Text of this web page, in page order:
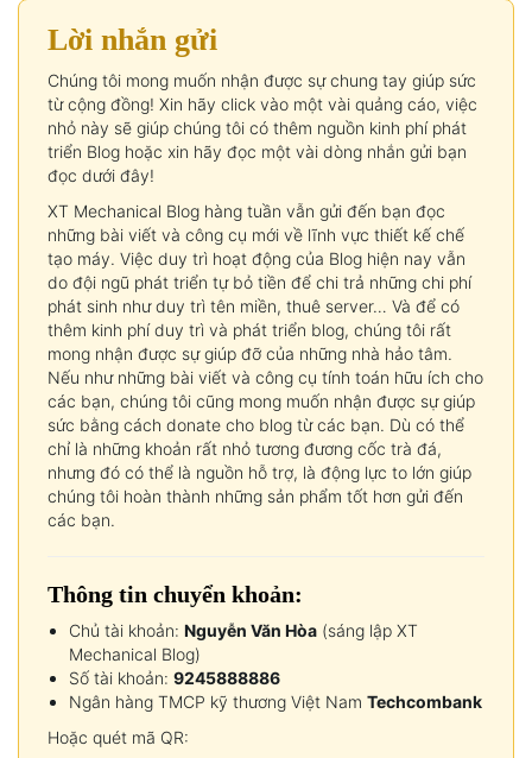
Lời nhắn gửi
Chúng tôi mong muốn nhận được sự chung tay giúp sức
từ cộng đồng! Xin hãy click vào một vài quảng cáo, việc
nhỏ này sẽ giúp chúng tôi có thêm nguồn kinh phí phát
triển Blog hoặc xin hãy đọc một vài dòng nhắn gửi bạn
đọc dưới đây!
XT Mechanical Blog hàng tuần vẫn gửi đến bạn đọc
những bài viết và công cụ mới về lĩnh vực thiết kế chế
tạo máy. Việc duy trì hoạt động của Blog hiện nay vẫn
do đội ngũ phát triển tự bỏ tiền để chi trả những chi phí
phát sinh như duy trì tên miền, thuê server… Và để có
thêm kinh phí duy trì và phát triển blog, chúng tôi rất
mong nhận được sự giúp đỡ của những nhà hảo tâm.
Nếu như những bài viết và công cụ tính toán hữu ích cho
các bạn, chúng tôi cũng mong muốn nhận được sự giúp
sức bằng cách donate cho blog từ các bạn. Dù có thể
chỉ là những khoản rất nhỏ tương đương cốc trà đá,
nhưng đó có thể là nguồn hỗ trợ, là động lực to lớn giúp
chúng tôi hoàn thành những sản phẩm tốt hơn gửi đến
các bạn.
Thông tin chuyển khoản:
Chủ tài khoản: Nguyễn Văn Hòa (sáng lập XT
Mechanical Blog)
Số tài khoản: 9245888886
Ngân hàng TMCP kỹ thương Việt Nam Techcombank
Hoặc quét mã QR: